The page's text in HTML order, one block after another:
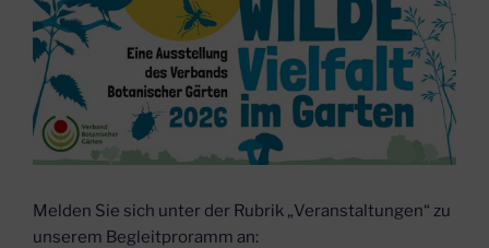
Melden Sie sich unter der Rubrik „Veranstaltungen“ zu
unserem Begleitproramm an: